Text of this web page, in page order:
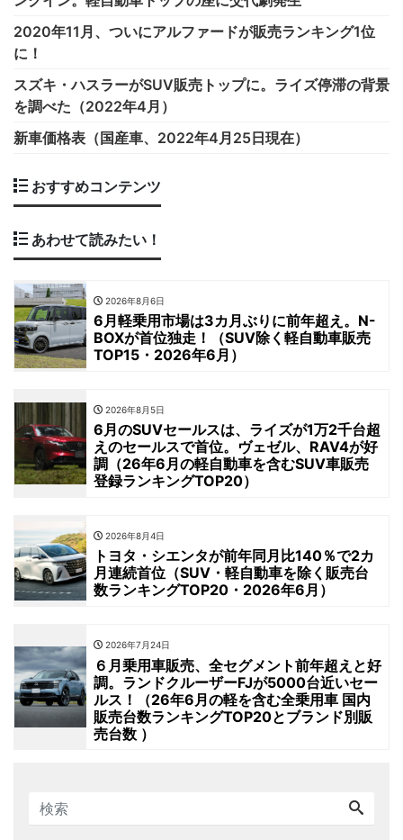
2020年11月、ついにアルファードが販売ランキング1位
に！
スズキ・ハスラーがSUV販売トップに。ライズ停滞の背景
を調べた（2022年4月）
新車価格表（国産車、2022年4月25日現在）
おすすめコンテンツ
あわせて読みたい！
2026年8月6日
6月軽乗用市場は3カ月ぶりに前年超え。N-
BOXが首位独走！（SUV除く軽自動車販売
TOP15・2026年6月）
2026年8月5日
6月のSUVセールスは、ライズが1万2千台超
えのセールスで首位。ヴェゼル、RAV4が好
調（26年6月の軽自動車を含むSUV車販売
登録ランキングTOP20）
2026年8月4日
トヨタ・シエンタが前年同月比140％で2カ
月連続首位（SUV・軽自動車を除く販売台
数ランキングTOP20・2026年6月）
2026年7月24日
６月乗用車販売、全セグメント前年超えと好
調。ランドクルーザーFJが5000台近いセー
ルス！（26年6月の軽を含む全乗用車 国内
販売台数ランキングTOP20とブランド別販
売台数 ）